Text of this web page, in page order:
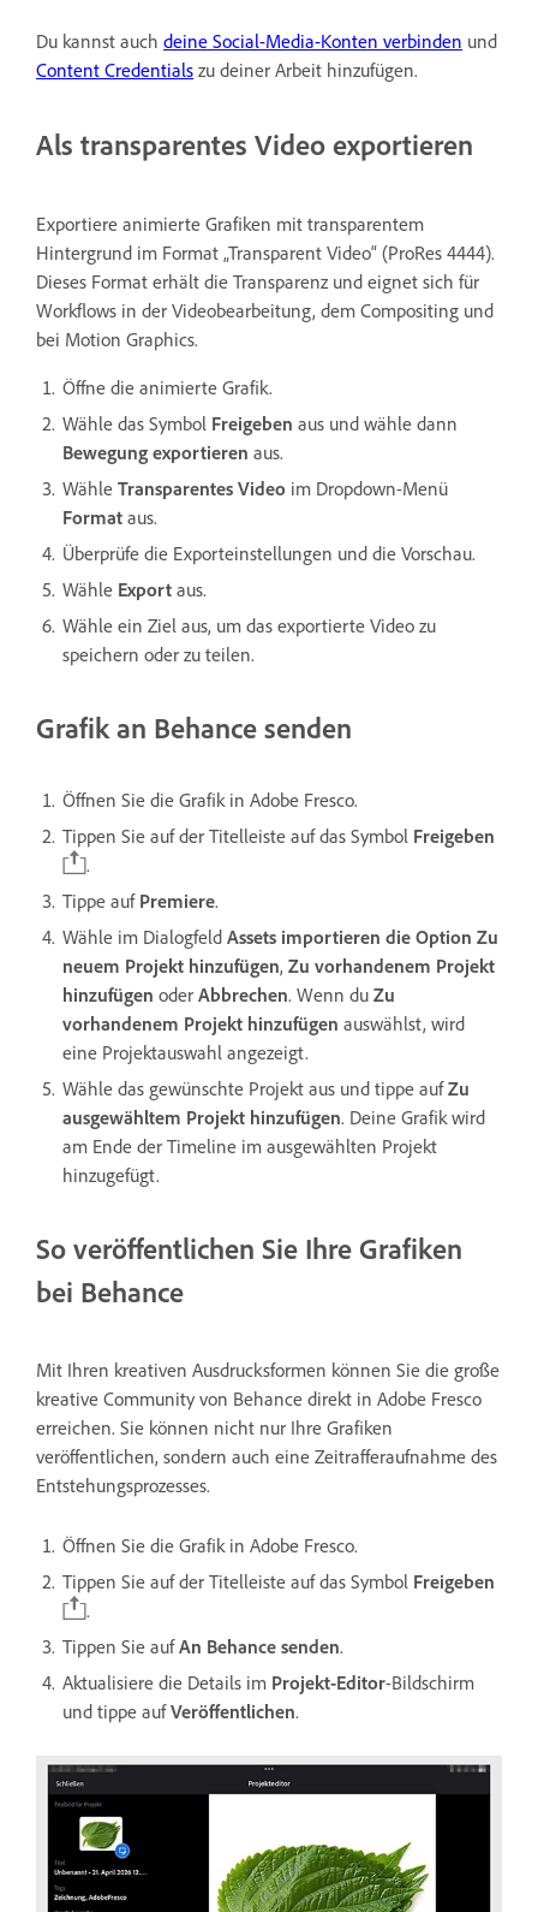
Du kannst auch deine Social-Media-Konten verbinden und
Content Credentials zu deiner Arbeit hinzufügen.
Als transparentes Video exportieren
Exportiere animierte Grafiken mit transparentem
Hintergrund im Format „Transparent Video“ (ProRes 4444).
Dieses Format erhält die Transparenz und eignet sich für
Workflows in der Videobearbeitung, dem Compositing und
bei Motion Graphics.
Öffne die animierte Grafik.
Wähle das Symbol Freigeben aus und wähle dann
Bewegung exportieren aus.
Wähle Transparentes Video im Dropdown-Menü
Format aus.
Überprüfe die Exporteinstellungen und die Vorschau.
Wähle Export aus.
Wähle ein Ziel aus, um das exportierte Video zu
speichern oder zu teilen.
Grafik an Behance senden
Öffnen Sie die Grafik in Adobe Fresco.
Tippen Sie auf der Titelleiste auf das Symbol Freigeben
.
Tippe auf Premiere.
Wähle im Dialogfeld Assets importieren die Option Zu
neuem Projekt hinzufügen, Zu vorhandenem Projekt
hinzufügen oder Abbrechen. Wenn du Zu
vorhandenem Projekt hinzufügen auswählst, wird
eine Projektauswahl angezeigt.
Wähle das gewünschte Projekt aus und tippe aufZu
ausgewähltem Projekt hinzufügen. Deine Grafik wird
am Ende der Timeline im ausgewählten Projekt
hinzugefügt.
So veröffentlichen Sie Ihre Grafiken
bei Behance
Mit Ihren kreativen Ausdrucksformen können Sie die große
kreative Community von Behance direkt in Adobe Fresco
erreichen. Sie können nicht nur Ihre Grafiken
veröffentlichen, sondern auch eine Zeitrafferaufnahme des
Entstehungsprozesses.
Öffnen Sie die Grafik in Adobe Fresco.
Tippen Sie auf der Titelleiste auf das Symbol Freigeben
.
Tippen Sie aufAn Behance senden.
Aktualisiere die Details im Projekt-Editor-Bildschirm
und tippe aufVeröffentlichen.